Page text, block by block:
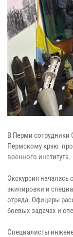
В Перми
Пермскому краю
военного института.
Экскурсия началась
экипировки и
отряда. Офицеры
боевых задачах и
Специалисты